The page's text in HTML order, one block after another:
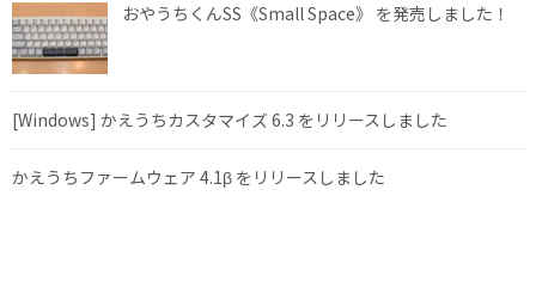
おやうちくんSS《Small Space》 を発売しました！
[Windows] かえうちカスタマイズ 6.3 をリリースしました
かえうちファームウェア 4.1β をリリースしました